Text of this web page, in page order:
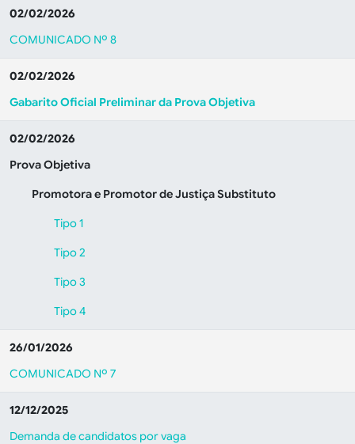
02/02/2026
COMUNICADO Nº 8
02/02/2026
Gabarito Oficial Preliminar da Prova Objetiva
02/02/2026
Prova Objetiva
Promotora e Promotor de Justiça Substituto
Tipo 1
Tipo 2
Tipo 3
Tipo 4
26/01/2026
COMUNICADO Nº 7
12/12/2025
Demanda de candidatos por vaga